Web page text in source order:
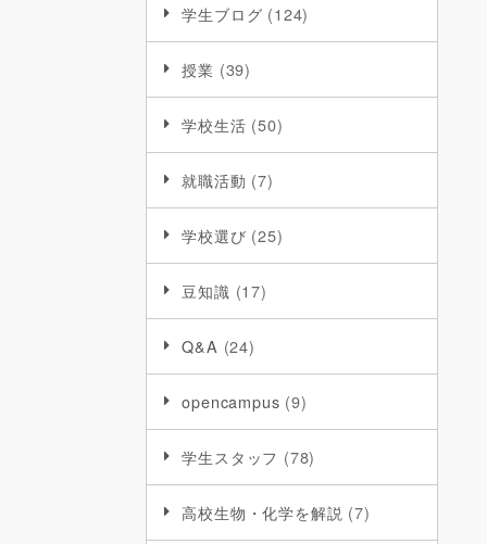
学生ブログ (124)
授業 (39)
学校生活 (50)
就職活動 (7)
学校選び (25)
豆知識 (17)
Q&A (24)
opencampus (9)
学生スタッフ (78)
高校生物・化学を解説 (7)